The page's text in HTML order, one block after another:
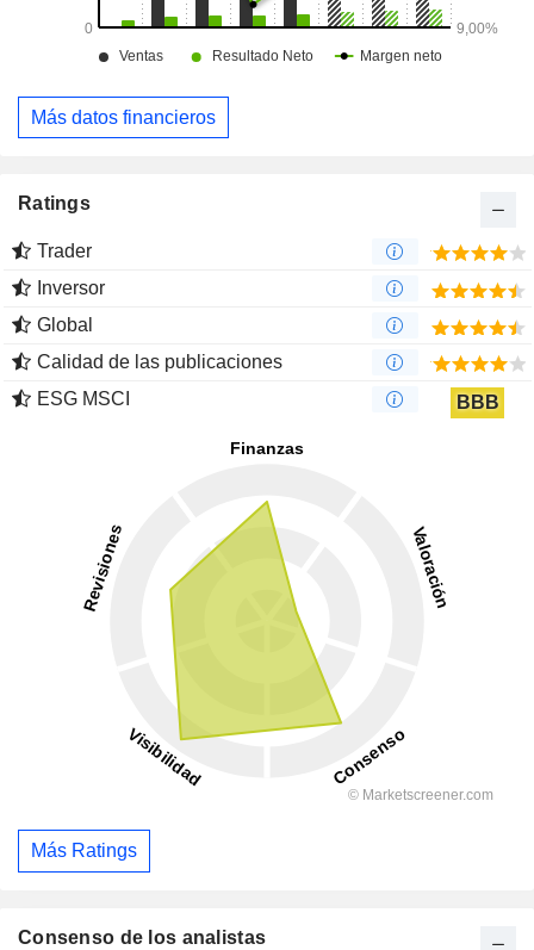
Más datos financieros
Ratings
Trader
Inversor
Global
Calidad de las publicaciones
ESG MSCI
BBB
Más Ratings
Consenso de los analistas